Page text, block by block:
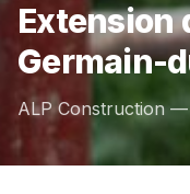
Extension
Germain-
ALP Construction —